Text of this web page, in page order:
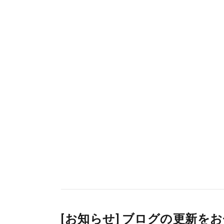
[お知らせ] ブログの更新を